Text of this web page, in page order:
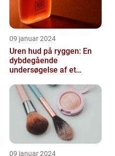
09 januar 2024
Uren hud på ryggen: En
dybdegående
undersøgelse af et
undertiden overset
skønhedspr...
09 januar 2024